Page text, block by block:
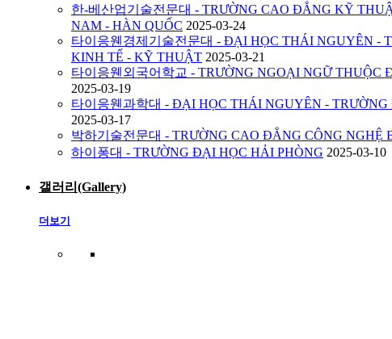
한-베산업기술전문대 - TRƯỜNG CAO ĐẲNG KỸ
NAM - HÀN QUỐC 2025-03-24
타이응웬경제기술전문대 - ĐẠI HỌC THÁI NGUYÊN -
KINH TẾ - KỸ THUẬT 2025-03-21
타이응웬외국어학교 - TRƯỜNG NGOẠI NGỮ THUỘC
2025-03-19
타이응웬과학대 - ĐẠI HỌC THÁI NGUYÊN -
2025-03-17
박하기술전문대 - TRƯỜNG CAO ĐẲNG CÔNG NGHỆ
하이퐁대 - TRƯỜNG ĐẠI HỌC HẢI PHÒNG 2025-03-10
갤러리(Gallery)
더보기